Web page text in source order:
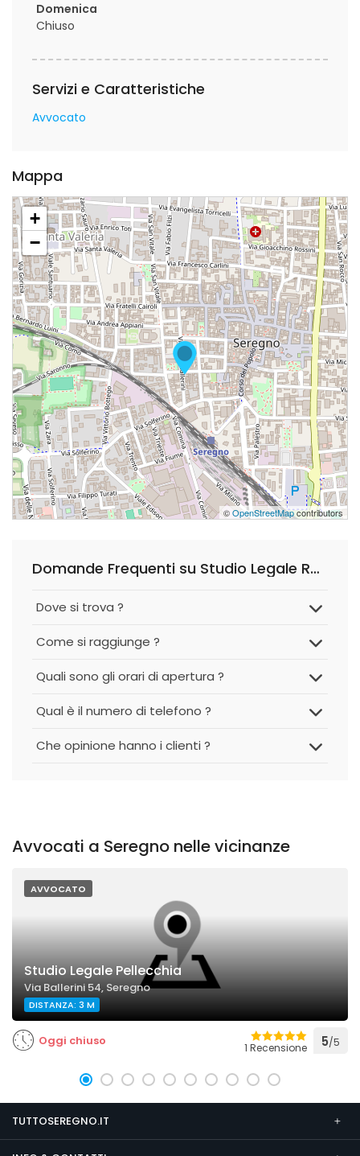
Domenica
Chiuso
Servizi e Caratteristiche
Avvocato
Mappa
+
−
©OpenStreetMapcontributors
Domande Frequenti su Studio Legale Romani & Sgroi
Dove si trova ?
Come si raggiunge ?
Quali sono gli orari di apertura ?
Qual è il numero di telefono ?
Che opinione hanno i clienti ?
Avvocati a Seregno nelle vicinanze
AVVOCATO
Studio Legale Pellecchia
Via Ballerini 54, Seregno
DISTANZA: 3 M
Oggi chiuso 1 Recensione 5/5
TUTTOSEREGNO.IT